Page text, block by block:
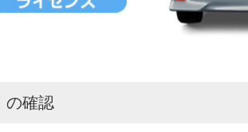
の確認